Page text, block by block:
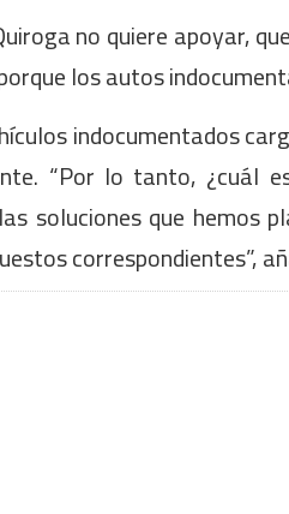
no quiere apoyar,
los autos
indocumentados
“Por lo tanto, ¿cuál
soluciones que hemos
correspondientes”,